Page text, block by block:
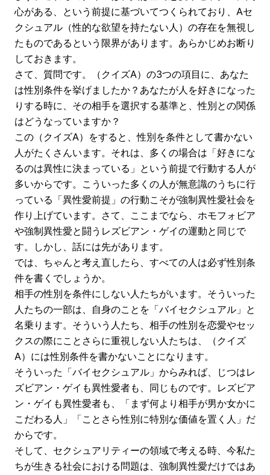
心がある、という前提に基づいてつくられており、Aセ
クシュアル（性的な欲望を持たない人）の存在を無視し
たものであるという限界があります。あらかじめお断り
しておきます。
さて、質問です。（クイズA）の3つの項目に、あなた
は性別条件を挙げましたか？あなたが人を好きになった
りする時に、その相手を選択する基準と、性別との関係
はどうなっていますか？
この（クイズA）をすると、性別を条件として書かない
人がたくさんいます。それは、多くの場合は「好きにな
るのは異性に決まっている」という前提で行動する人が
多いからです。こういった多くの人が無意識のうちに行
っている「異性愛前提」の行動こそが強制異性愛社会を
作り上げています。さて、ここまでなら、ホモフォビア
や強制異性愛と闘うレズビアン・ゲイの運動と同じで
す。しかし、話には先があります。
では、ちゃんと考え直したら、すべての人は必ず性別条
件を書くでしょうか。
相手の性別を条件にしない人たちがいます。そういった
人たちの一部は、自身のことを「バイセクシュアル」と
名乗ります。そういう人たち、相手の性別を恋愛やセッ
クスの際にことさらに重視しない人たちは、（クイズ
A）には性別条件を書かないことになります。
そういった「バイセクシュアル」からみれば、じつはレ
ズビアン・ゲイも異性愛者も、同じものです。レズビア
ン・ゲイも異性愛者も、「まず何より相手が男か女かに
こだわる人」「ことさら性別に特別な価値を置く人」だ
からです。
そして、セクシュアリティーの領域で考える時、今私た
ちが生きる社会における問題は、強制異性愛だけではあ